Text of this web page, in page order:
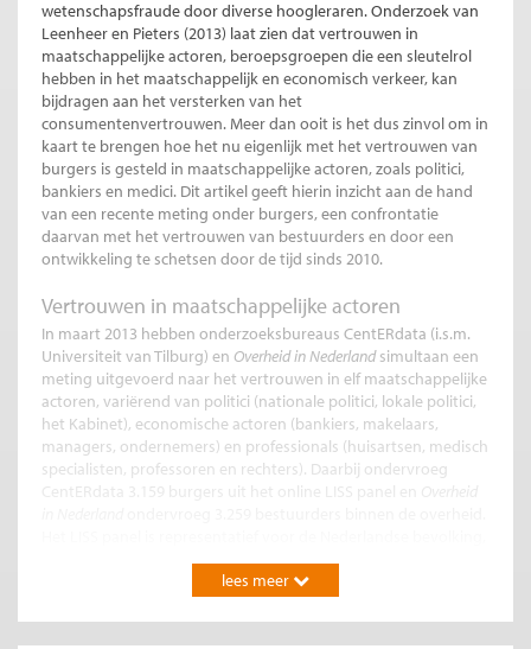
wetenschapsfraude door diverse hoogleraren. Onderzoek van
Leenheer en Pieters (2013) laat zien dat vertrouwen in
maatschappelijke actoren, beroepsgroepen die een sleutelrol
hebben in het maatschappelijk en economisch verkeer, kan
bijdragen aan het versterken van het
consumentenvertrouwen. Meer dan ooit is het dus zinvol om in
kaart te brengen hoe het nu eigenlijk met het vertrouwen van
burgers is gesteld in maatschappelijke actoren, zoals politici,
bankiers en medici. Dit artikel geeft hierin inzicht aan de hand
van een recente meting onder burgers, een confrontatie
daarvan met het vertrouwen van bestuurders en door een
ontwikkeling te schetsen door de tijd sinds 2010.
Vertrouwen in maatschappelijke actoren
In maart 2013 hebben onderzoeksbureaus CentERdata (i.s.m.
Universiteit van Tilburg) en Overheid in Nederlandsimultaan een
meting uitgevoerd naar het vertrouwen in elf maatschappelijke
actoren, variërend van politici (nationale politici, lokale politici,
het Kabinet), economische actoren (bankiers, makelaars,
managers, ondernemers) en professionals (huisartsen, medisch
specialisten, professoren en rechters). Daarbij ondervroeg
CentERdata 3.159 burgers uit het online LISS panel en
de steekproef van bestuurders is representatief voor
overheidsbestuurders in Nederland, binnen alle overheidslagen
De centrale vraag die werd gesteld onder zowel burgers als
lees meer